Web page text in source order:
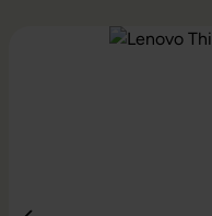
Bildergalerie überspringen